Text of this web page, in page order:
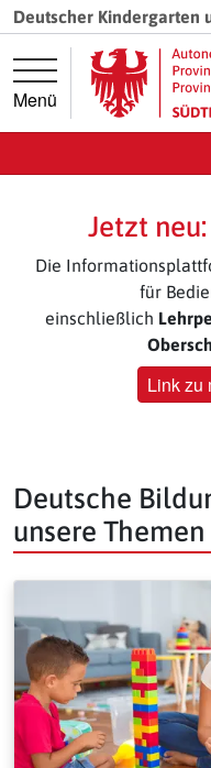
Springe direkt zur
Springe direkt zum Inhalt
Deutscher Kindergarten
Menü
Jetzt
Die
für
einschließlich
Link zu
Deutsche
unsere Themen